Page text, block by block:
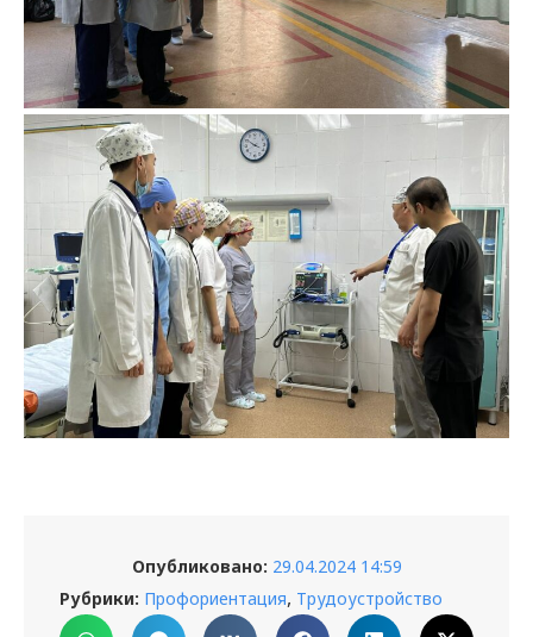
Опубликовано: 29.04.2024 14:59
Рубрики: Профориентация, Трудоустройство